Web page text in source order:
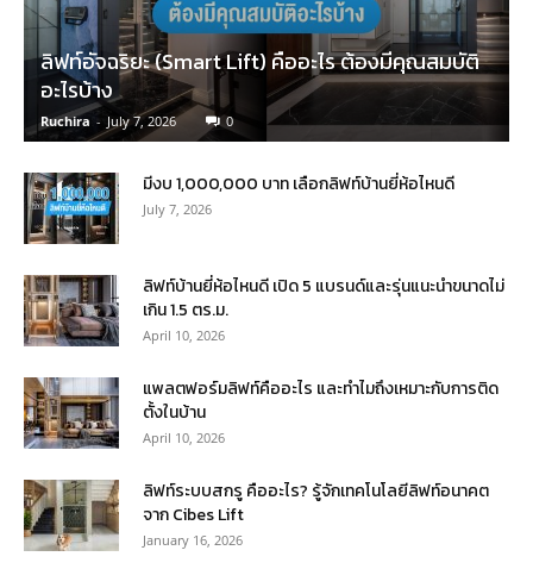
ลิฟท์อัจฉริยะ (Smart Lift) คืออะไร ต้องมีคุณสมบัติ
อะไรบ้าง
Ruchira - July 7, 2026 0
มีงบ 1,000,000 บาท เลือกลิฟท์บ้านยี่ห้อไหนดี
July 7, 2026
ลิฟท์บ้านยี่ห้อไหนดี เปิด 5 แบรนด์และรุ่นแนะนำขนาดไม่
เกิน 1.5 ตร.ม.
April 10, 2026
แพลตฟอร์มลิฟท์คืออะไร และทำไมถึงเหมาะกับการติด
ตั้งในบ้าน
April 10, 2026
ลิฟท์ระบบสกรู คืออะไร? รู้จักเทคโนโลยีลิฟท์อนาคต
จาก Cibes Lift
January 16, 2026